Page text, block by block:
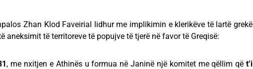
Zhan Klod Faveirial lidhur me implikimin e klerikëve të lartë grekë
aneksimit të territoreve të popujve të tjerë në favor të Greqisë:
, me nxitjen e Athinës u formua në Janinë një komitet me qëllim qët’i